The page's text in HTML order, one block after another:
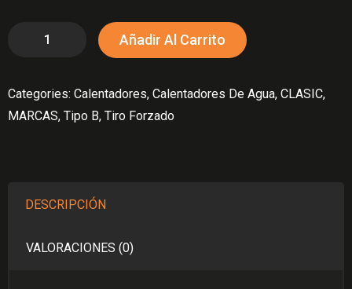
Calentador
10
Litros
gas
cantidad
Añadir Al Carrito
Categories: Calentadores, Calentadores De Agua, CLASIC,
MARCAS, Tipo B, Tiro Forzado
DESCRIPCIÓN
VALORACIONES (0)